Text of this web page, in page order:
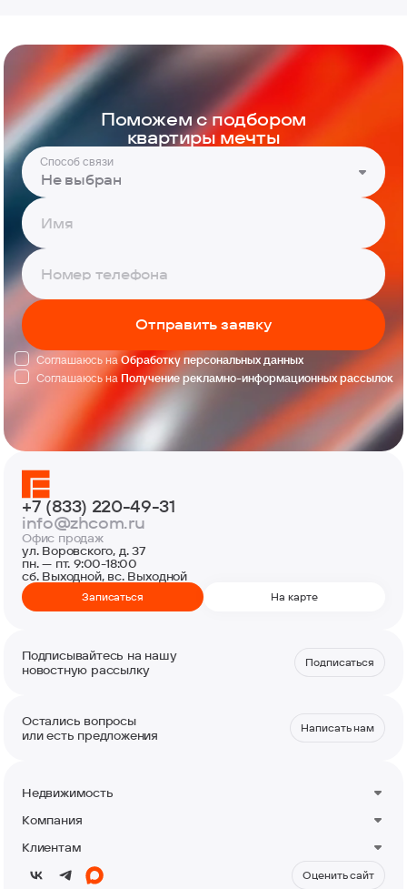
Поможем с подбором
квартиры мечты
Способ связи
Не выбран
Отправить заявку
Соглашаюсь наОбработку персональных данных
Соглашаюсь на Получение рекламно-информационных рассылок
+7 (833) 220-49-31
info@zhcom.ru
Офис продаж
ул. Воровского, д. 37
пн. — пт. 9:00-18:00
сб. Выходной, вс. Выходной
Записаться На карте
Подписывайтесь на нашу
новостную рассылку
Подписаться
Остались вопросы
или есть предложения
Написать нам
Недвижимость
Квартиры
Кладовые
Акции
Компания
О компании
Клиентам
Контакты
Оценить сайт